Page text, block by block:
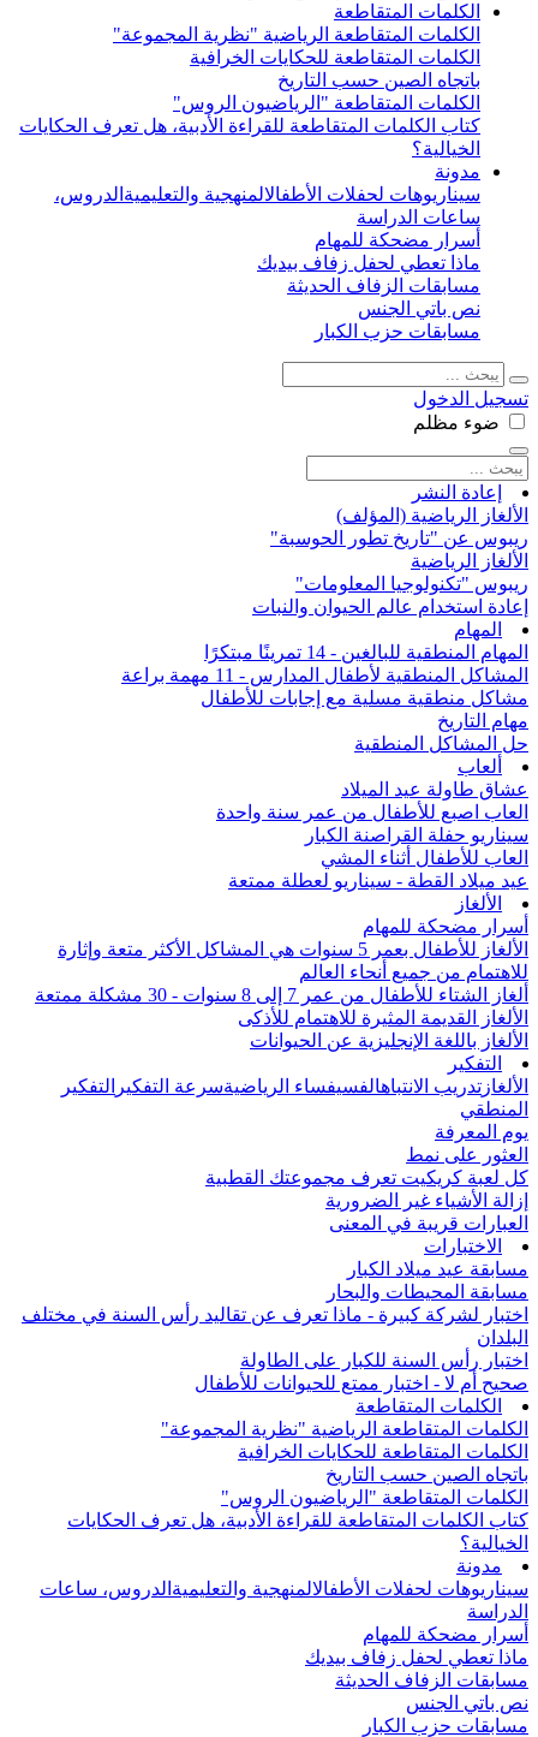
الكلمات المتقاطعة
الكلمات المتقاطعة الرياضية "نظرية المجموعة"
الكلمات المتقاطعة للحكايات الخرافية
باتجاه الصين حسب التاريخ
الكلمات المتقاطعة "الرياضيون الروس"
كتاب الكلمات المتقاطعة للقراءة الأدبية، هل تعرف الحكايات
الخيالية؟
مدونة
سيناريوهات لحفلات الأطفالالمنهجية والتعليمية الدروس،
ساعات الدراسة
أسرار مضحكة للمهام
ماذا تعطي لحفل زفاف بيديك
مسابقات الزفاف الحديثة
نص باتي الجنس
مسابقات حزب الكبار
تسجيل الدخول
ضوء مظلم
إعادة النشر
الألغاز الرياضية (المؤلف)
ريبوس عن "تاريخ تطور الحوسبة"
الألغاز الرياضية
ريبوس "تكنولوجيا المعلومات"
إعادة استخدام عالم الحيوان والنبات
المهام
المهام المنطقية للبالغين - 14 تمرينًا مبتكرًا
المشاكل المنطقية لأطفال المدارس - 11 مهمة براعة
مشاكل منطقية مسلية مع إجابات للأطفال
مهام التاريخ
حل المشاكل المنطقية
ألعاب
عشاق طاولة عيد الميلاد
العاب اصبع للأطفال من عمر سنة واحدة
سيناريو حفلة القراصنة الكبار
العاب للأطفال أثناء المشي
عيد ميلاد القطة - سيناريو لعطلة ممتعة
الألغاز
أسرار مضحكة للمهام
الألغاز للأطفال بعمر 5 سنوات هي المشاكل الأكثر متعة وإثارة
للاهتمام من جميع أنحاء العالم
ألغاز الشتاء للأطفال من عمر 7 إلى 8 سنوات - 30 مشكلة ممتعة
الألغاز القديمة المثيرة للاهتمام للأذكى
الألغاز باللغة الإنجليزية عن الحيوانات
التفكير
الألغاز تدريب الانتباهالفسيفساء الرياضيةسرعة التفكير التفكير
المنطقي
يوم المعرفة
العثور على نمط
كل لعبة كريكيت تعرف مجموعتك القطبية
إزالة الأشياء غير الضرورية
العبارات قريبة في المعنى
الاختبارات
مسابقة عيد ميلاد الكبار
مسابقة المحيطات والبحار
اختبار لشركة كبيرة - ماذا تعرف عن تقاليد رأس السنة في مختلف
البلدان
اختبار رأس السنة للكبار على الطاولة
صحيح أم لا - اختبار ممتع للحيوانات للأطفال
الكلمات المتقاطعة
الكلمات المتقاطعة الرياضية "نظرية المجموعة"
الكلمات المتقاطعة للحكايات الخرافية
باتجاه الصين حسب التاريخ
الكلمات المتقاطعة "الرياضيون الروس"
كتاب الكلمات المتقاطعة للقراءة الأدبية، هل تعرف الحكايات
الخيالية؟
مدونة
سيناريوهات لحفلات الأطفالالمنهجية والتعليمية الدروس، ساعات
الدراسة
أسرار مضحكة للمهام
ماذا تعطي لحفل زفاف بيديك
مسابقات الزفاف الحديثة
نص باتي الجنس
مسابقات حزب الكبار